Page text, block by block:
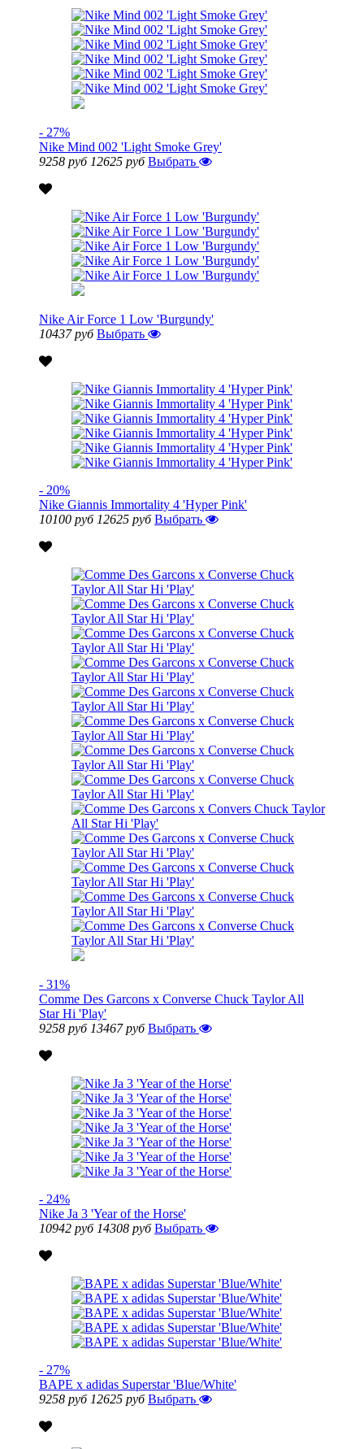
- 27%
Nike Mind 002 'Light Smoke Grey'
9258 руб 12625 руб Выбрать
Nike Air Force 1 Low 'Burgundy'
10437 руб Выбрать
- 20%
Nike Giannis Immortality 4 'Hyper Pink'
10100 руб 12625 руб Выбрать
- 31%
Comme Des Garcons x Converse Chuck Taylor All
Star Hi 'Play'
9258 руб 13467 руб Выбрать
- 24%
Nike Ja 3 'Year of the Horse'
10942 руб 14308 руб Выбрать
- 27%
BAPE x adidas Superstar 'Blue/White'
9258 руб 12625 руб Выбрать